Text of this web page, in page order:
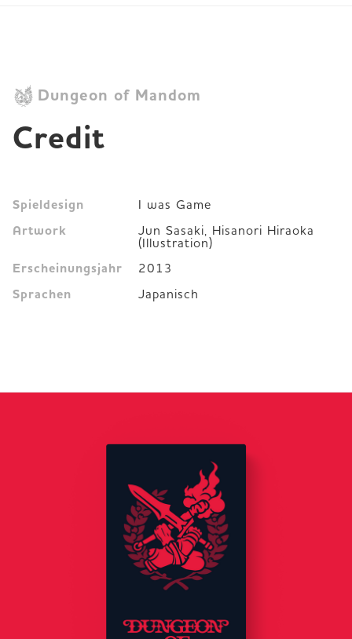
Dungeon of Mandom
Credit
Spieldesign I was Game
Artwork
Jun Sasaki, Hisanori Hiraoka
(Illustration)
Erscheinungsjahr 2013
Sprachen Japanisch